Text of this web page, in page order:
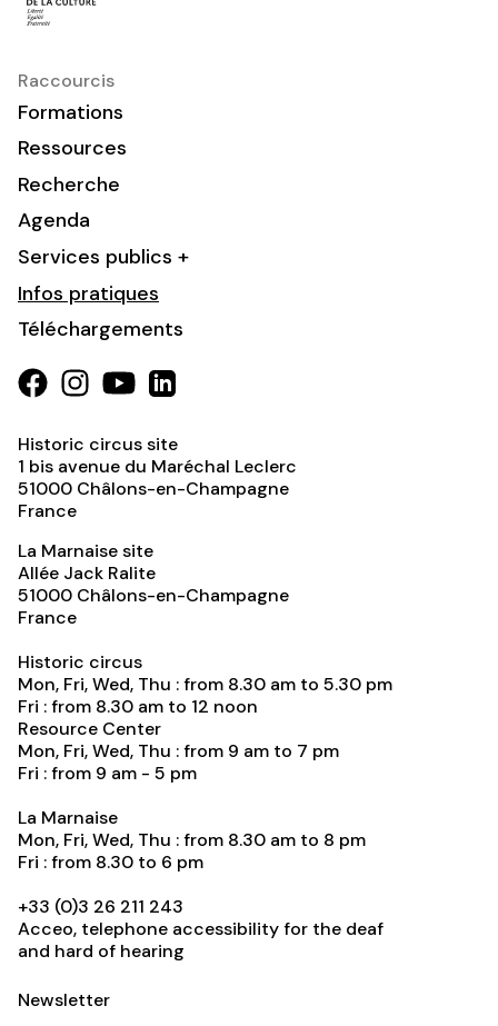
Raccourcis
Formations
Ressources
Recherche
Agenda
Services publics +
Infos pratiques
Téléchargements
Historic circus site
1 bis avenue du Maréchal Leclerc
51000 Châlons-en-Champagne
France
La Marnaise site
Allée Jack Ralite
51000 Châlons-en-Champagne
France
Historic circus
Mon, Fri, Wed, Thu : from 8.30 am to 5.30 pm
Fri : from 8.30 am to 12 noon
Resource Center
Mon, Fri, Wed, Thu : from 9 am to 7 pm
Fri : from 9 am - 5 pm
La Marnaise
Mon, Fri, Wed, Thu : from 8.30 am to 8 pm
Fri : from 8.30 to 6 pm
+33 (0)3 26 211 243
Acceo, telephone accessibility for the deaf
and hard of hearing
Newsletter